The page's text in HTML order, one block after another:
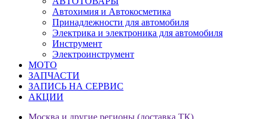
Автохимия и Автокосметика
Принадлежности для автомобиля
Электрика и электроника для автомобиля
Инструмент
Электроинструмент
МОТО
ЗАПЧАСТИ
ЗАПИСЬ НА СЕРВИС
АКЦИИ